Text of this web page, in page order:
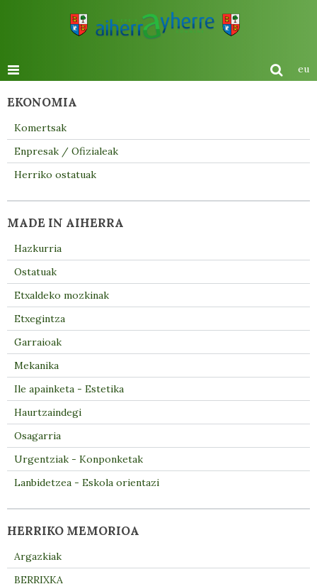
eu
EKONOMIA
Komertsak
Enpresak / Ofizialeak
Herriko ostatuak
MADE IN AIHERRA
Hazkurria
Ostatuak
Etxaldeko mozkinak
Etxegintza
Garraioak
Mekanika
Ile apainketa - Estetika
Haurtzaindegi
Osagarria
Urgentziak - Konponketak
Lanbidetzea - Eskola orientazi
HERRIKO MEMORIOA
Argazkiak
BERRIXKA